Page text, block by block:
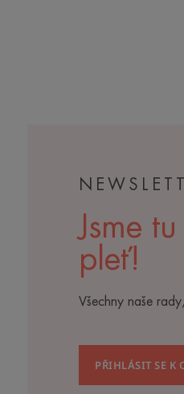
Jsme
pleť!
Všechny naše
PŘIHLÁSIT SE K